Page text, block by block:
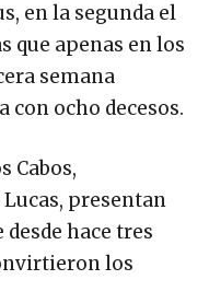
en la segunda el
que apenas en los
semana
con ocho decesos.
Cabos,
presentan
hace tres
los